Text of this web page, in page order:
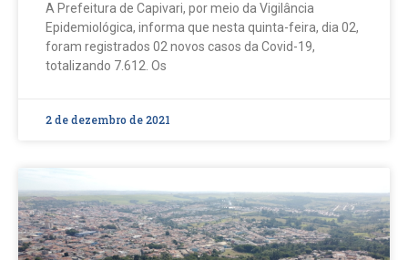
A Prefeitura de Capivari, por meio da Vigilância
Epidemiológica, informa que nesta quinta-feira, dia 02,
foram registrados 02 novos casos da Covid-19,
totalizando 7.612. Os
2 de dezembro de 2021